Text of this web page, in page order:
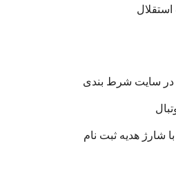
در سایت شرط بندی
شارژ هدیه ثبت نام